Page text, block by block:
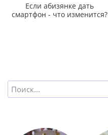
Если абизянке дать
смартфон - что изменится?